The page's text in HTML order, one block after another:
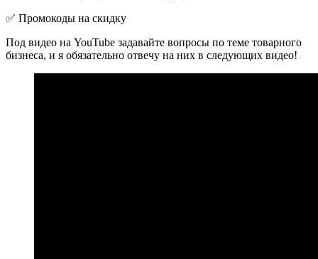
✅ Промокоды на скидку
Под видео на YouTube задавайте вопросы по теме товарного
бизнеса, и я обязательно отвечу на них в следующих видео!